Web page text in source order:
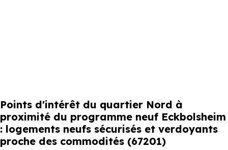
Points d'intérêt du quartier Nord à
proximité du programme neuf Eckbolsheim
: logements neufs sécurisés et verdoyants
proche des commodités (67201)